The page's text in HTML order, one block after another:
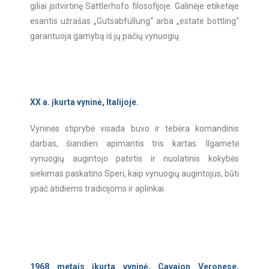
giliai įsitvirtinę Sattlerhofo filosofijoje. Galinėje etiketėje
esantis užrašas „Gutsabfüllung“ arba „estate bottling“
garantuoja gamybą iš jų pačių vynuogių.
XX a. įkurta vyninė, Italijoje.
Vyninės stiprybė visada buvo ir tebėra komandinis
darbas, šiandien apimantis tris kartas. Ilgametė
vynuogių augintojo patirtis ir nuolatinis kokybės
siekimas paskatino Speri, kaip vynuogių augintojus, būti
ypač atidiems tradicijoms ir aplinkai.
1968 metais įkurta vyninė, Cavaion Veronese,